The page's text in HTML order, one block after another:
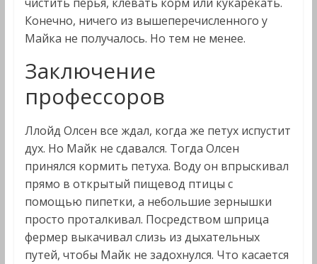
Конечно, ничего из вышеперечисленного у
Майка не получалось. Но тем не менее.
Заключение
профессоров
Ллойд Олсен все ждал, когда же петух испустит
дух. Но Майк не сдавался. Тогда Олсен
принялся кормить петуха. Воду он впрыскивал
прямо в открытый пищевод птицы с
помощью пипетки, а небольшие зернышки
просто проталкивал. Посредством шприца
фермер выкачивал слизь из дыхательных
путей, чтобы Майк не задохнулся. Что касается